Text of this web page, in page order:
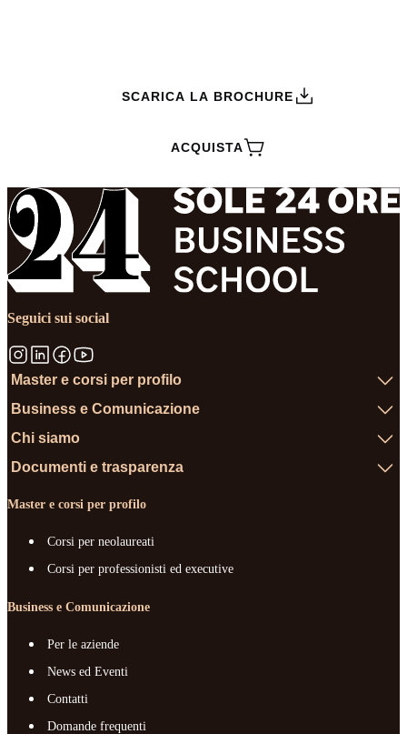
SCARICA LA BROCHURE
ACQUISTA
Seguici sui social
Master e corsi per profilo
Business e Comunicazione
Chi siamo
Documenti e trasparenza
Master e corsi per profilo
Corsi per neolaureati
Corsi per professionisti ed executive
Business e Comunicazione
Per le aziende
News ed Eventi
Contatti
Domande frequenti